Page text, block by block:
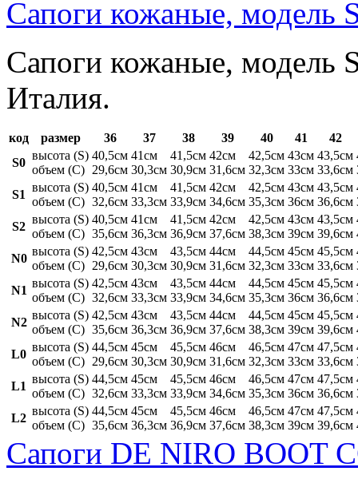
Сапоги кожаные, модель
Сапоги кожаные, модель
Италия.
код размер 36 37 38 39 40 41
42
S0
высота (S)
объем (C)
40,5см
29,6см
41см
30,3см
41,5см
30,9см
42см
31,6см
42,5см
32,3см
43см
33см
43,5см
33,6см
S1
высота (S)
объем (C)
40,5см
32,6см
41см
33,3см
41,5см
33,9см
42см
34,6см
42,5см
35,3см
43см
36см
43,5см
36,6см
S2
высота (S)
объем (C)
40,5см
35,6см
41см
36,3см
41,5см
36,9см
42см
37,6см
42,5см
38,3см
43см
39см
43,5см
39,6см
N0
высота (S)
объем (C)
42,5см
29,6см
43см
30,3см
43,5см
30,9см
44см
31,6см
44,5см
32,3см
45см
33см
45,5см
33,6см
N1
высота (S)
объем (C)
42,5см
32,6см
43см
33,3см
43,5см
33,9см
44см
34,6см
44,5см
35,3см
45см
36см
45,5см
36,6см
N2
высота (S)
объем (C)
42,5см
35,6см
43см
36,3см
43,5см
36,9см
44см
37,6см
44,5см
38,3см
45см
39см
45,5см
39,6см
L0
высота (S)
объем (C)
44,5см
29,6см
45см
30,3см
45,5см
30,9см
46см
31,6см
46,5см
32,3см
47см
33см
47,5см
33,6см
L1
высота (S)
объем (C)
44,5см
32,6см
45см
33,3см
45,5см
33,9см
46см
34,6см
46,5см
35,3см
47см
36см
47,5см
36,6см
L2
высота (S)
объем (C)
44,5см
35,6см
45см
36,3см
45,5см
36,9см
46см
37,6см
46,5см
38,3см
47см
39см
47,5см
39,6см
Сапоги DE NIRO BOOT